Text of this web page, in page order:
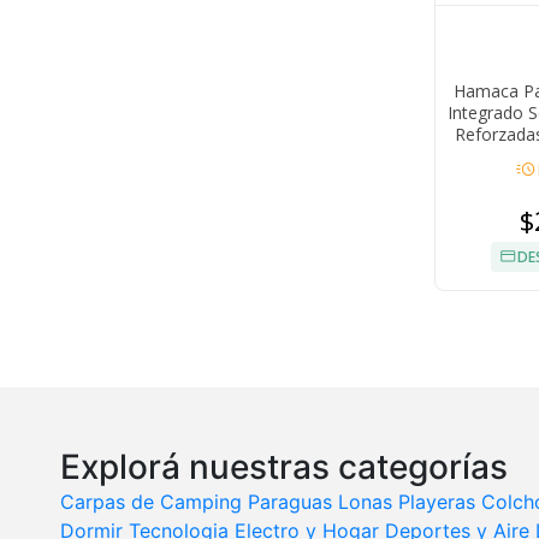
Hamaca
Integrado
acute
Explorá nuestras categorías
Carpas de Camping Paraguas Lonas Playeras
Dormir Tecnologia Electro y Hogar Deportes y Aire